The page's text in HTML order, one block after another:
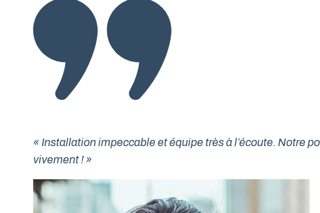
« Installation impeccable et équipe très à l’écoute. Notre
vivement ! »